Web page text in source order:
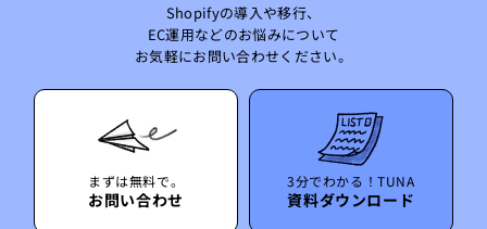
Shopifyの導入や移行、
EC運用などのお悩みについて
お気軽にお問い合わせください。
まずは無料で。
お問い合わせ
3分でわかる！TUNA
資料ダウンロード